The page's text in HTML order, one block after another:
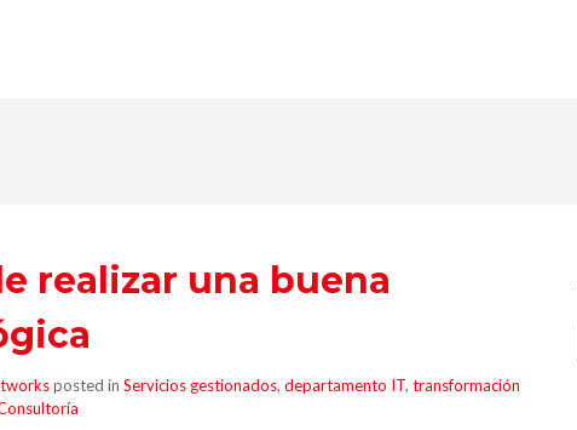
realizar una buena
posted in Servicios gestionados, departamento IT, transformación